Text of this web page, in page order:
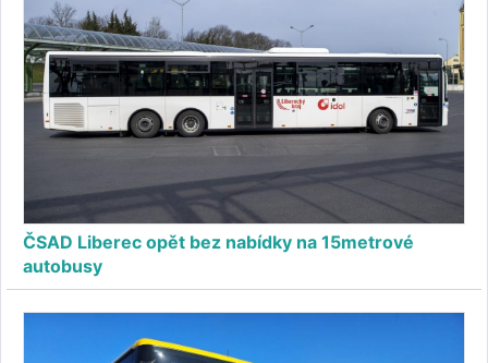
ČSAD Liberec opět bez nabídky na 15metrové
autobusy